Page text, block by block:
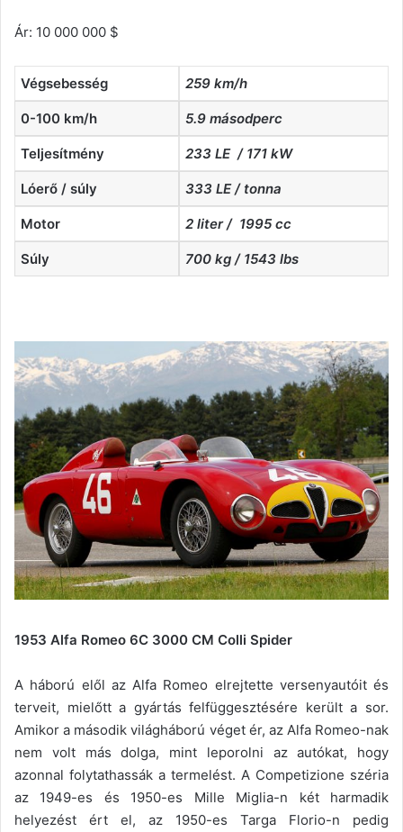
Ár: 10 000 000 $
Végsebesség 259 km/h
0-100 km/h 5.9 másodperc
Teljesítmény 233 LE / 171 kW
Lóerő / súly 333 LE / tonna
Motor 2 liter / 1995 cc
Súly 700 kg / 1543 lbs
1953 Alfa Romeo 6C 3000 CM Colli Spider
A háború elől az Alfa Romeo elrejtette versenyautóit és
terveit, mielőtt a gyártás felfüggesztésére került a sor.
Amikor a második világháború véget ér, az Alfa Romeo-nak
nem volt más dolga, mint leporolni az autókat, hogy
azonnal folytathassák a termelést. A Competizione széria
az 1949-es és 1950-es Mille Miglia-n két harmadik
helyezést ért el, az 1950-es Targa Florio-n pedig